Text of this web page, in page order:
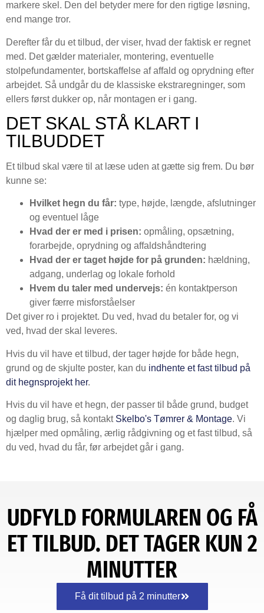
markere skel. Den del betyder mere for den rigtige løsning,
end mange tror.
Derefter får du et tilbud, der viser, hvad der faktisk er regnet
med. Det gælder materialer, montering, eventuelle
stolpefundamenter, bortskaffelse af affald og oprydning efter
arbejdet. Så undgår du de klassiske ekstraregninger, som
ellers først dukker op, når montagen er i gang.
DET SKAL STÅ KLART I
TILBUDDET
Et tilbud skal være til at læse uden at gætte sig frem. Du bør
kunne se:
Hvilket hegn du får: type, højde, længde, afslutninger
og eventuel låge
Hvad der er med i prisen: opmåling, opsætning,
forarbejde, oprydning og affaldshåndtering
Hvad der er taget højde for på grunden: hældning,
adgang, underlag og lokale forhold
Hvem du taler med undervejs: én kontaktperson
giver færre misforståelser
Det giver ro i projektet. Du ved, hvad du betaler for, og vi
ved, hvad der skal leveres.
Hvis du vil have et tilbud, der tager højde for både hegn,
grund og de skjulte poster, kan du indhente et fast tilbud på
dit hegnsprojekt her.
Hvis du vil have et hegn, der passer til både grund, budget
og daglig brug, så kontakt Skelbo's Tømrer & Montage. Vi
hjælper med opmåling, ærlig rådgivning og et fast tilbud, så
du ved, hvad du får, før arbejdet går i gang.
UDFYLD FORMULAREN OG FÅ
ET TILBUD. DET TAGER KUN 2
MINUTTER
Få dit tilbud på 2 minutter